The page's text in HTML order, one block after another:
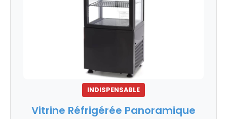
INDISPENSABLE
Vitrine Réfrigérée Panoramique